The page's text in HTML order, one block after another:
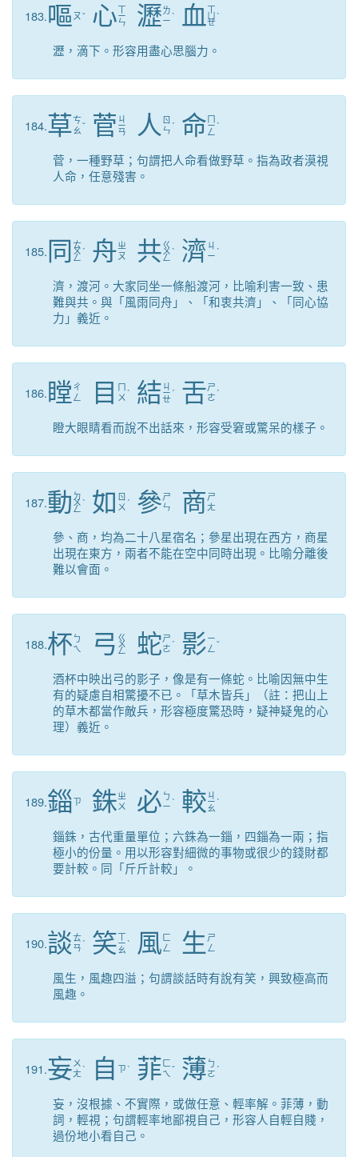
183.嘔 ㄡˇ 心ㄒ
ㄧ
ㄣ 瀝ㄌ
ㄧˋ 血 ㄒ
ㄩ
ㄝ
ˋ
瀝，滴下。形容用盡心思腦力。
184.草ㄘ
ㄠˇ 菅 ㄐ
ㄧ
ㄢ 人 ㄖ
ㄣ ˊ 命 ㄇ
ㄧ
ㄥ
ˋ
菅，一種野草；句謂把人命看做野草。指為政者漠視
人命，任意殘害。
185. 同 ㄊ
ㄨ
ㄥ
ˊ 舟ㄓ
ㄡ
共ㄍ
ㄨ
ㄥ
ˋ 濟 ㄐ
ㄧˋ
濟，渡河。大家同坐一條船渡河，比喻利害一致、患
難與共。與「風雨同舟」、「和衷共濟」、「同心協
力」義近。
186. 瞠 ㄔ
ㄥ
目
ㄇ
ㄨ ˋ 結 ㄐ
ㄧ
ㄝ
ˊ 舌ㄕ
ㄜ ˊ
瞪大眼睛看而說不出話來，形容受窘或驚呆的樣子。
187.動 ㄉ
ㄨ
ㄥ
ˋ 如 ㄖ
ㄨ ˊ 參ㄕ
ㄣ
商 ㄕ
ㄤ
參、商，均為二十八星宿名；參星出現在西方，商星
出現在東方，兩者不能在空中同時出現。比喻分離後
難以會面。
188.杯 ㄅ
ㄟ
弓 ㄍ
ㄨ
ㄥ 蛇ㄕ
ㄜ ˊ 影ㄧ
ㄥ ˇ
酒杯中映出弓的影子，像是有一條蛇。比喻因無中生
有的疑慮自相驚擾不已。「草木皆兵」（註：把山上
的草木都當作敵兵，形容極度驚恐時，疑神疑鬼的心
理）義近。
189.錙ㄗ 銖ㄓ
ㄨ
必 ㄅ
ㄧˋ 較 ㄐ
ㄧ
ㄠ
ˋ
錙銖，古代重量單位；六銖為一錙，四錙為一兩；指
極小的份量。用以形容對細微的事物或很少的錢財都
要計較。同「斤斤計較」。
190.談ㄊ
ㄢ ˊ 笑ㄒ
ㄧ
ㄠ
ˋ 風 ㄈ
ㄥ
生 ㄕ
ㄥ
風生，風趣四溢；句謂談話時有說有笑，興致極高而
風趣。
191.妄 ㄨ
ㄤˋ 自 ㄗˋ 菲 ㄈ
ㄟ ˇ 薄 ㄅ
ㄛ ˊ
妄，沒根據、不實際，或做任意、輕率解。菲薄，動
詞，輕視；句謂輕率地鄙視自己，形容人自輕自賤，
過份地小看自己。